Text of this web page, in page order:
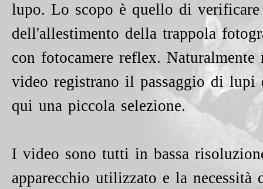
lupo. Lo scopo è quello di
dell'allestimento della trappola
con fotocamere reflex.
video registrano il passaggio di
qui una piccola selezione.
I video sono tutti in bassa
apparecchio utilizzato e la necessità